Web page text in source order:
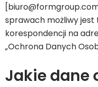
sprawach możliwy
korespondencji na
„Ochrona Danych
Jakie dane